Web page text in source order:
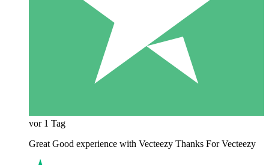
vor 1 Tag
Great Good experience with Vecteezy Thanks For Vecteezy